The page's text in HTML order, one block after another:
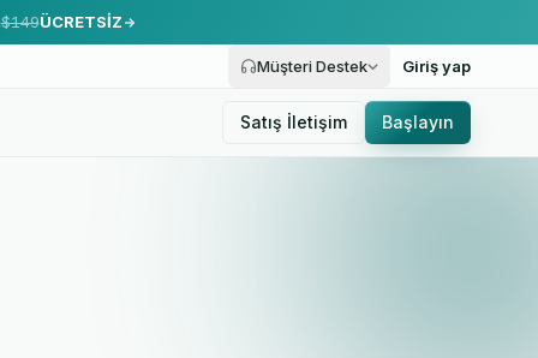
$149ÜCRETSİZ
Müşteri Destek Giriş yap
Satış İletişim Başlayın